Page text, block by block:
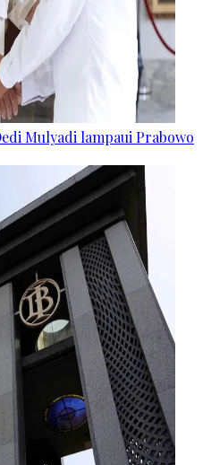
Mulyadi lampaui Prabowo